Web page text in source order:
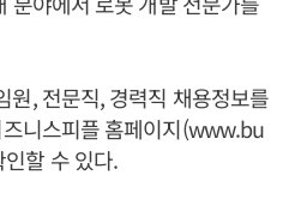
원, 전문직, 경력직 채용정보를
니스피플 홈페이지(www.bu
할 수 있다.